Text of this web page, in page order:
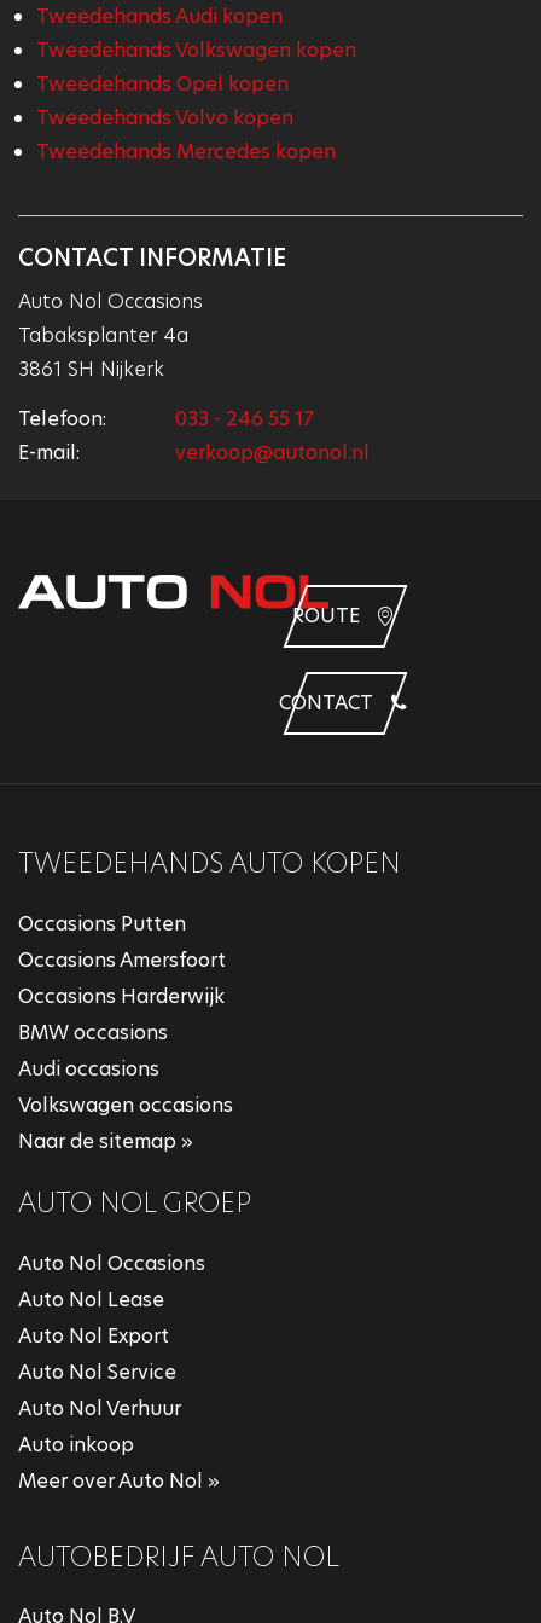
Tweedehands Audi kopen
Tweedehands Volkswagen kopen
Tweedehands Opel kopen
Tweedehands Volvo kopen
Tweedehands Mercedes kopen
CONTACT INFORMATIE
Auto Nol Occasions
Tabaksplanter 4a
3861 SH Nijkerk
Telefoon:
033 - 246 55 17
E-mail:
verkoop@autonol.nl
ROUTE
CONTACT
TWEEDEHANDS AUTO KOPEN
Occasions Putten
Occasions Amersfoort
Occasions Harderwijk
BMW occasions
Audi occasions
Volkswagen occasions
Naar de sitemap »
AUTO NOL GROEP
Auto Nol Occasions
Auto Nol Lease
Auto Nol Export
Auto Nol Service
Auto Nol Verhuur
Auto inkoop
Meer over Auto Nol »
AUTOBEDRIJF AUTO NOL
Auto Nol B.V